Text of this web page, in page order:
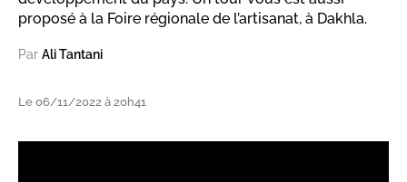
proposé à la Foire régionale de l’artisanat, à Dakhla.
Par Ali Tantani
Le 06/11/2022 à 20h41